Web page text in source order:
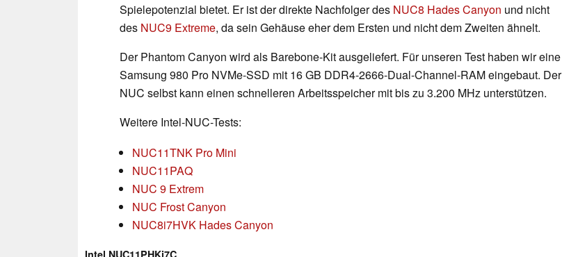
Spielepotenzial bietet. Er ist der direkte Nachfolger des NUC8 Hades Canyon und nicht
des NUC9 Extreme, da sein Gehäuse eher dem Ersten und nicht dem Zweiten ähnelt.
Der Phantom Canyon wird als Barebone-Kit ausgeliefert. Für unseren Test haben wir eine
Samsung 980 Pro NVMe-SSD mit 16 GB DDR4-2666-Dual-Channel-RAM eingebaut. Der
NUC selbst kann einen schnelleren Arbeitsspeicher mit bis zu 3.200 MHz unterstützen.
Weitere Intel-NUC-Tests:
NUC11TNK Pro Mini
NUC11PAQ
NUC 9 Extrem
NUC Frost Canyon
NUC8i7HVK Hades Canyon
Intel NUC11PHKi7C